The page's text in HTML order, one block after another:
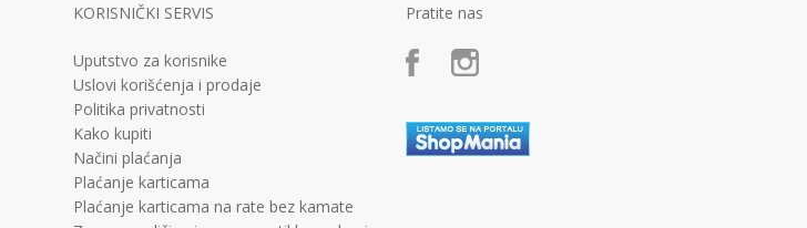
KORISNIČKI SERVIS
Uputstvo za korisnike
Uslovi korišćenja i prodaje
Politika privatnosti
Kako kupiti
Načini plaćanja
Plaćanje karticama
Plaćanje karticama na rate bez kamate
Pratite nas